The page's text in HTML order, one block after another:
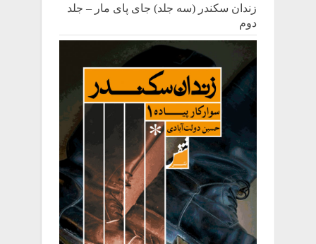
زندان سکندر (سه جلد) جای پای مار – جلد
دوم